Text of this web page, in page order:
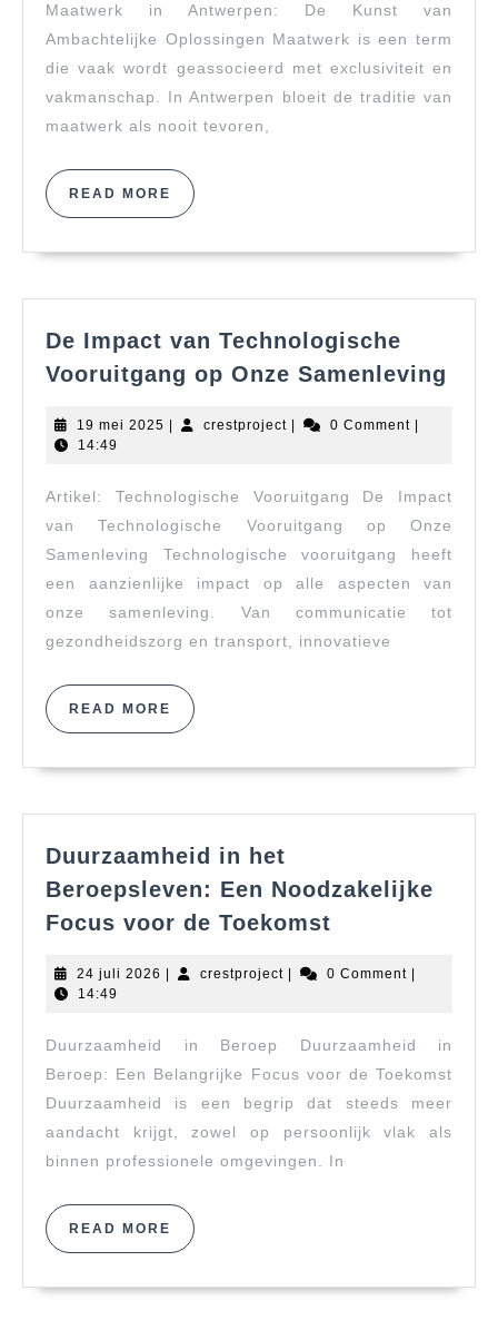
Oplossingen
op
Maat
Maatwerk in Antwerpen: De Kunst van
Ambachtelijke Oplossingen Maatwerk is een term
die vaak wordt geassocieerd met exclusiviteit en
vakmanschap. In Antwerpen bloeit de traditie van
maatwerk als nooit tevoren,
READ MORE READ
MORE
De Impact van Technologische
Vooruitgang op Onze Samenleving
op
19 mei 2025 19
| crestprojectcrestproject
| 0 Comment |
14:49
Artikel: Technologische Vooruitgang De Impact
van Technologische Vooruitgang op Onze
Samenleving Technologische vooruitgang heeft
een aanzienlijke impact op alle aspecten van
onze samenleving. Van communicatie tot
gezondheidszorg en transport, innovatieve
READ MORE READ
MORE
Duurzaamheid in het
Beroepsleven: Een Noodzakelijke
Focus voor de Toekomst
het
Noodzakelijke
Focus
voor
de
Toekomst
24 juli 2026 24
| crestprojectcrestproject
| 0 Comment |
14:49
Duurzaamheid in Beroep Duurzaamheid in
Beroep: Een Belangrijke Focus voor de Toekomst
Duurzaamheid is een begrip dat steeds meer
aandacht krijgt, zowel op persoonlijk vlak als
binnen professionele omgevingen. In
READ MORE READ
MORE